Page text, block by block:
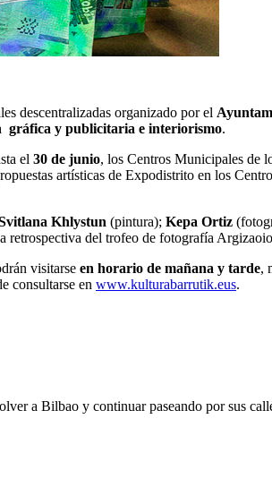
descentralizadas organizado por el
gráfica y publicitaria e interiorismo.
el 30 de junio, los Centros Municipales de
artísticas de Expodistrito en los
Khlystun (pintura); Kepa Ortiz
retrospectiva del trofeo de fotografía
visitarse en horario de mañana y tarde,
consultarse en www.kulturabarrutik.eus.
a Bilbao y continuar paseando por sus